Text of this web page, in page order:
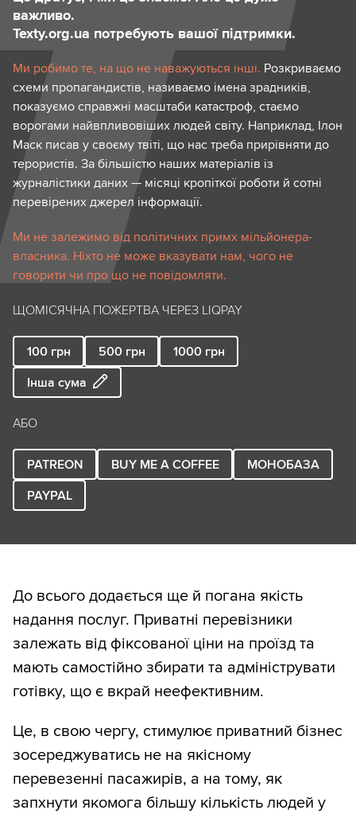
важливо.
Texty.org.ua потребують вашої підтримки.
Ми робимо те, на що не наважуються інші. Розкриваємо
схеми пропагандистів, називаємо імена зрадників,
показуємо справжні масштаби катастроф, стаємо
ворогами найвпливовіших людей світу. Наприклад, Ілон
Маск писав у своєму твіті, що нас треба прирівняти до
терористів. За більшістю наших матеріалів із
журналістики даних — місяці кропіткої роботи й сотні
перевірених джерел інформації.
Ми не залежимо від політичних примх мільйонера-
власника. Ніхто не може вказувати нам, чого не
говорити чи про що не повідомляти.
ЩОМІСЯЧНА ПОЖЕРТВА ЧЕРЕЗ LIQPAY
100 грн 500 грн 1000 грн
Інша сума
АБО
PATREON BUY ME A COFFEE
МОНОБАЗА
PAYPAL
До всього додається ще й погана якість
надання послуг. Приватні перевізники
залежать від фіксованої ціни на проїзд та
мають самостійно збирати та адмініструвати
готівку, що є вкрай неефективним.
Це, в свою чергу, стимулює приватний бізнес
зосереджуватись не на якісному
перевезенні пасажирів, а на тому, як
запхнути якомога більшу кількість людей у